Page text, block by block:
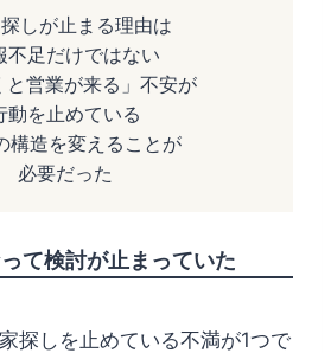
しが止まる理由は
不足だけではない
営業が来る」不安が
動を止めている
構造を変えることが
必要だった
て検討が止まっていた
探しを止めている不満が1つで